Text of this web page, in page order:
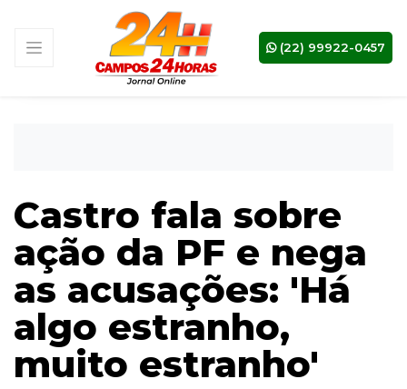
(22) 99922-0457
Castro fala sobre
ação da PF e nega
as acusações: 'Há
algo estranho,
muito estranho'